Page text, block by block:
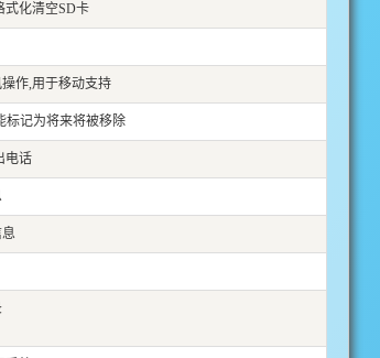
式化清空SD卡
作,用于移动支持
标记为将来将被移除
电话